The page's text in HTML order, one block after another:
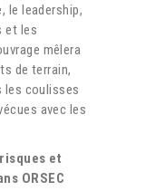
le leadership,
et les
mêlera
de terrain,
les coulisses
avec les
et
ORSEC